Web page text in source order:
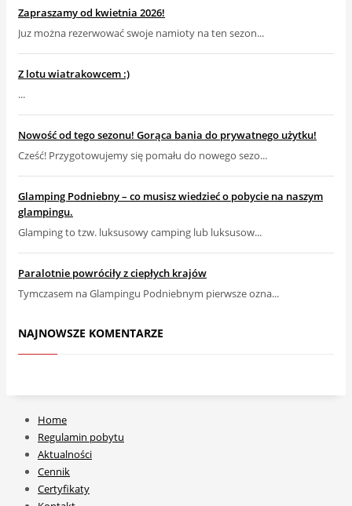
Zapraszamy od kwietnia 2026!
Juz można rezerwować swoje namioty na ten sezon...
Z lotu wiatrakowcem :)
...
Nowość od tego sezonu! Gorąca bania do prywatnego użytku!
Cześć! Przygotowujemy się pomału do nowego sezo...
Glamping Podniebny – co musisz wiedzieć o pobycie na naszym
glampingu.
Glamping to tzw. luksusowy camping lub luksusow...
Paralotnie powróciły z ciepłych krajów
Tymczasem na Glampingu Podniebnym pierwsze ozna...
NAJNOWSZE KOMENTARZE
Home
Regulamin pobytu
Aktualności
Cennik
Certyfikaty